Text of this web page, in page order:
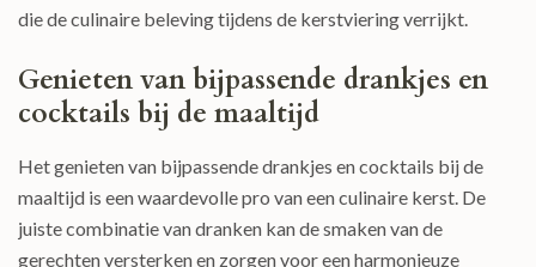
die de culinaire beleving tijdens de kerstviering verrijkt.
Genieten van bijpassende drankjes en
cocktails bij de maaltijd
Het genieten van bijpassende drankjes en cocktails bij de
maaltijd is een waardevolle pro van een culinaire kerst. De
juiste combinatie van dranken kan de smaken van de
gerechten versterken en zorgen voor een harmonieuze